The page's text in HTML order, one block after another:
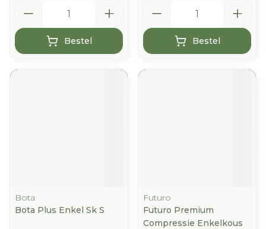
Bestel Bestel
Bota
Bota Plus Enkel Sk S
Futuro
Futuro Premium
Compressie Enkelkous